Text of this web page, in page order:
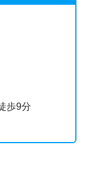
歩9分